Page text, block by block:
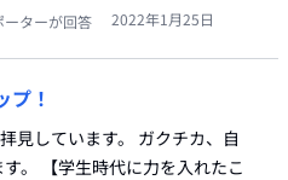
ーターが回答 2022年1月25日
プ！
見しています。 ガクチカ、自
。 【学生時代に力を入れたこ